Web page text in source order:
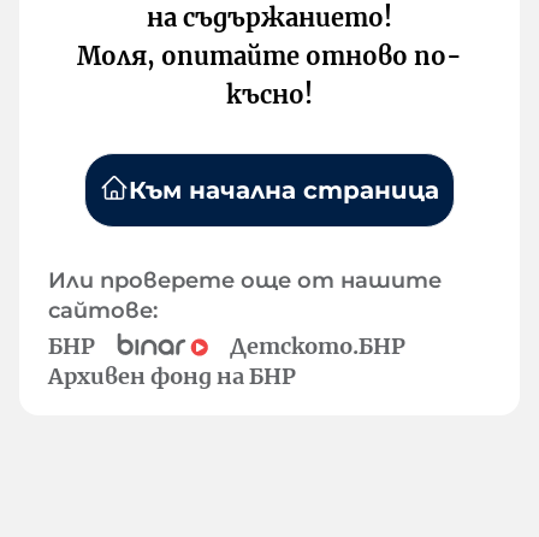
на съдържанието!
Моля, опитайте отново по-
късно!
Към начална страница
Или проверете още от нашите
сайтове:
БНР
Детското.БНР
Архивен фонд на БНР